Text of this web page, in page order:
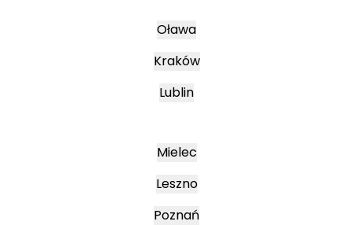
Oława
Kraków
Lublin
Mielec
Leszno
Poznań